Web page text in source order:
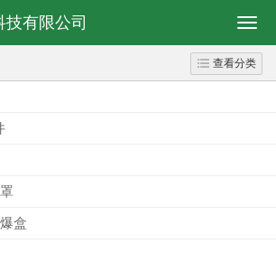
有限公司
查看分类
盒